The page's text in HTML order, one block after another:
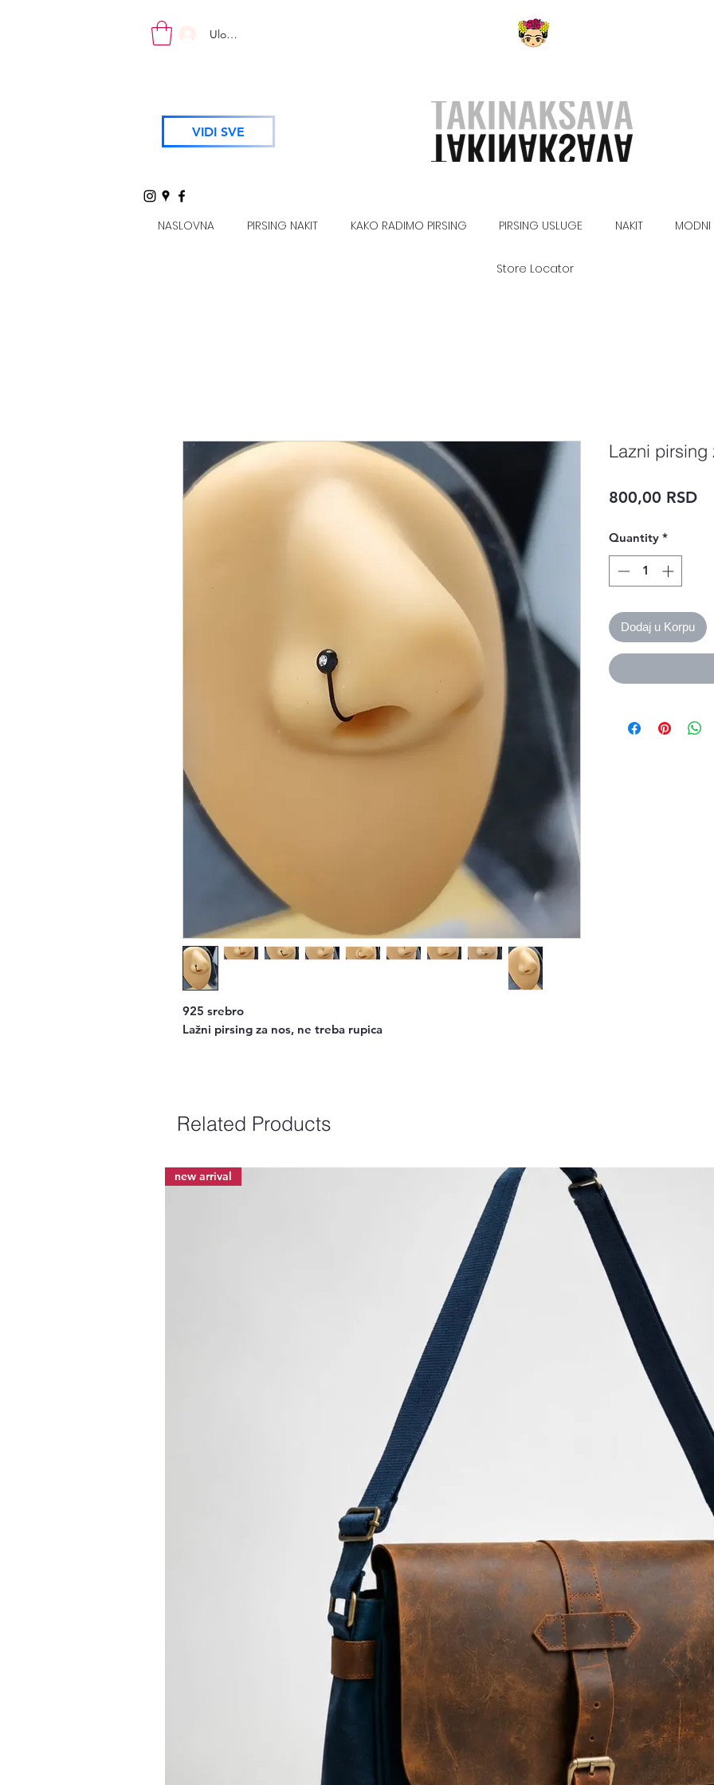
Uloguj se
VIDI SVE
NASLOVNA PIRSING NAKIT KAKO RADIMO PIRSING PIRSING USLUGE NAKIT MODNI
Store Locator
925 srebro
Lažni pirsing za nos, ne treba rupica
Lazni pirsing
800,00 RSD
Quantity *
Dodaj u Korpu
Related Products
new arrival